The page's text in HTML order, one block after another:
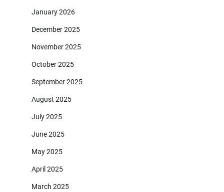
January 2026
December 2025
November 2025
October 2025
September 2025
August 2025
July 2025
June 2025
May 2025
April 2025
March 2025